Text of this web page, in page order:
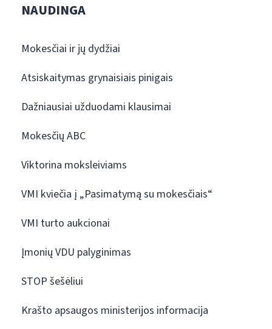
NAUDINGA
Mokesčiai ir jų dydžiai
Atsiskaitymas grynaisiais pinigais
Dažniausiai užduodami klausimai
Mokesčių ABC
Viktorina moksleiviams
VMI kviečia į „Pasimatymą su mokesčiais“
VMI turto aukcionai
Įmonių VDU palyginimas
STOP šešėliui
Krašto apsaugos ministerijos informacija